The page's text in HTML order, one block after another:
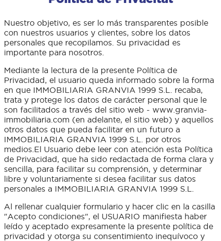
Nuestro objetivo, es ser lo más transparentes posible
con nuestros usuarios y clientes, sobre los datos
personales que recopilamos. Su privacidad es
importante para nosotros.
Mediante la lectura de la presente Política de
Privacidad, el usuario queda informado sobre la forma
en que IMMOBILIARIA GRANVIA 1999 S.L. recaba,
trata y protege los datos de carácter personal que le
son facilitados a través del sitio web - www.granvia-
immobiliaria.com (en adelante, el sitio web) y aquellos
otros datos que pueda facilitar en un futuro a
IMMOBILIARIA GRANVIA 1999 S.L. por otros
medios.El Usuario debe leer con atención esta Política
de Privacidad, que ha sido redactada de forma clara y
sencilla, para facilitar su comprensión, y determinar
libre y voluntariamente si desea facilitar sus datos
personales a IMMOBILIARIA GRANVIA 1999 S.L.
Al rellenar cualquier formulario y hacer clic en la casilla
"Acepto condiciones", el USUARIO manifiesta haber
leído y aceptado expresamente la presente política de
privacidad y otorga su consentimiento inequívoco y